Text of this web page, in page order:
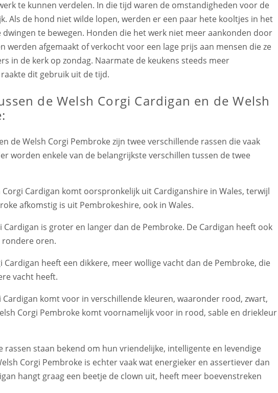
te kunnen verdelen. In die tijd waren de omstandigheden voor de
Als de hond niet wilde lopen, werden er een paar hete kooltjes in het
te bewegen. Honden die het werk niet meer aankonden door
werden afgemaakt of verkocht voor een lage prijs aan mensen die ze
in de kerk op zondag. Naarmate de keukens steeds meer
dit gebruik uit de tijd.
de Welsh Corgi Cardigan en de Welsh
de Welsh Corgi Pembroke zijn twee verschillende rassen die vaak
worden enkele van de belangrijkste verschillen tussen de twee
Cardigan komt oorspronkelijk uit Cardiganshire in Wales, terwijl
afkomstig is uit Pembrokeshire, ook in Wales.
Cardigan is groter en langer dan de Pembroke. De Cardigan heeft ook
rondere oren.
Cardigan heeft een dikkere, meer wollige vacht dan de Pembroke, die
vacht heeft.
Cardigan komt voor in verschillende kleuren, waaronder rood, zwart,
Corgi Pembroke komt voornamelijk voor in rood, sable en driekleur
rassen staan bekend om hun vriendelijke, intelligente en levendige
Corgi Pembroke is echter vaak wat energieker en assertiever dan
hangt graag een beetje de clown uit, heeft meer boevenstreken